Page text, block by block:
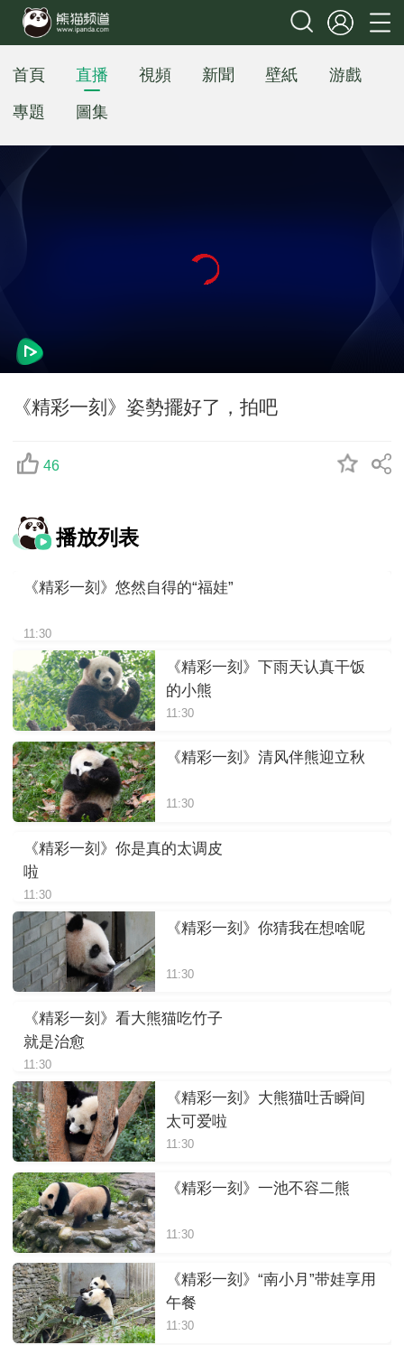
首頁 直播 視頻 新聞 壁紙
游戲
專題
圖集
《精彩一刻》姿勢擺好了，拍吧
46
播放列表
《精彩一刻》悠然自得的“福娃”
11:30
《精彩一刻》下雨天认真干饭
的小熊
11:30
《精彩一刻》清风伴熊迎立秋
11:30
《精彩一刻》你是真的太调皮
啦
11:30
《精彩一刻》你猜我在想啥呢
11:30
《精彩一刻》看大熊猫吃竹子
就是治愈
11:30
《精彩一刻》大熊猫吐舌瞬间
太可爱啦
11:30
《精彩一刻》一池不容二熊
11:30
《精彩一刻》“南小月”带娃享用
午餐
11:30